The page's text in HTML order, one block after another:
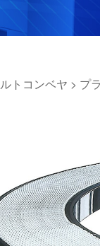
ニング・デバンニ
トコンベヤ > プ